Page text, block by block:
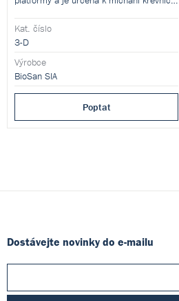
promývání vzorků, blotovým
hybridizačním reakcím.
Kat. číslo
3-D
Výrobce
BioSan SIA
Poptat
Dostávejte novinky do e-mailu